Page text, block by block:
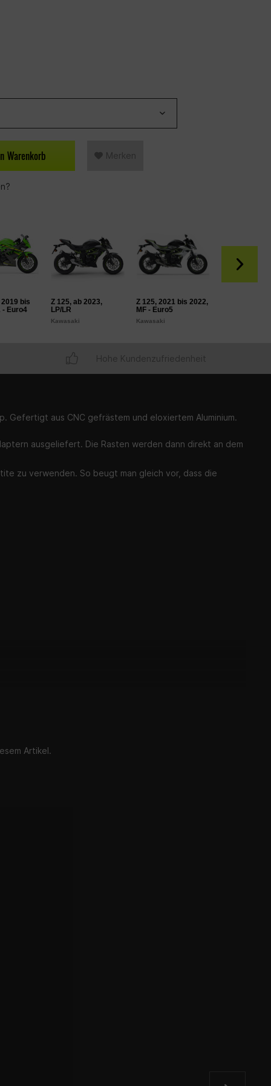
Warenkorb Merken
2019 bis
- Euro4
Z 125, ab 2023,
LP/LR
Kawasaki
Z 125, 2021 bis 2022,
MF - Euro5
Kawasaki
Hohe Kundenzufriedenheit
aus CNC gefrästem und eloxiertem Aluminium.
ausgeliefert. Die Rasten werden dann direkt an dem
zu verwenden. So beugt man gleich vor, dass die
Artikel.